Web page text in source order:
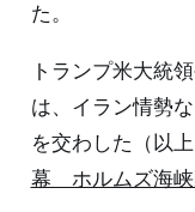
た。
トランプ米大統
は、イラン情勢
を交わした（以
幕 ホルムズ海